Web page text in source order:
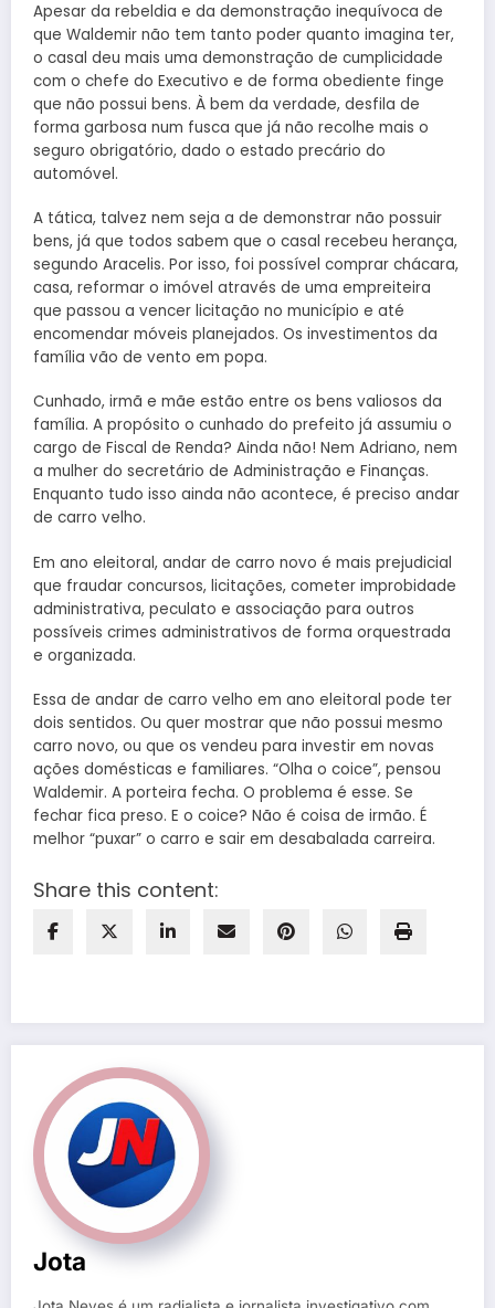
Apesar da rebeldia e da demonstração inequívoca de
que Waldemir não tem tanto poder quanto imagina ter,
o casal deu mais uma demonstração de cumplicidade
com o chefe do Executivo e de forma obediente finge
que não possui bens. À bem da verdade, desfila de
forma garbosa num fusca que já não recolhe mais o
seguro obrigatório, dado o estado precário do
automóvel.
A tática, talvez nem seja a de demonstrar não possuir
bens, já que todos sabem que o casal recebeu herança,
segundo Aracelis. Por isso, foi possível comprar chácara,
casa, reformar o imóvel através de uma empreiteira
que passou a vencer licitação no município e até
encomendar móveis planejados. Os investimentos da
família vão de vento em popa.
Cunhado, irmã e mãe estão entre os bens valiosos da
família. A propósito o cunhado do prefeito já assumiu o
cargo de Fiscal de Renda? Ainda não! Nem Adriano, nem
a mulher do secretário de Administração e Finanças.
Enquanto tudo isso ainda não acontece, é preciso andar
de carro velho.
Em ano eleitoral, andar de carro novo é mais prejudicial
que fraudar concursos, licitações, cometer improbidade
administrativa, peculato e associação para outros
possíveis crimes administrativos de forma orquestrada
e organizada.
Essa de andar de carro velho em ano eleitoral pode ter
dois sentidos. Ou quer mostrar que não possui mesmo
carro novo, ou que os vendeu para investir em novas
ações domésticas e familiares. “Olha o coice”, pensou
Waldemir. A porteira fecha. O problema é esse. Se
fechar fica preso. E o coice? Não é coisa de irmão. É
melhor “puxar” o carro e sair em desabalada carreira.
Share this content:
Jota